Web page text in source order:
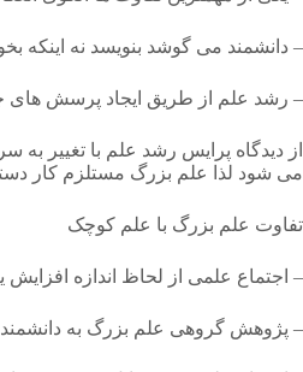
– دانشمند می گوشد بنویسد نه اینکه
– رشد علم از طریق ایجاد پرسش های
از دیدگاه پرایس رشد علم با
می شود لذا علم بزرگ مستلزم کار
تفاوت علم بزرگ با علم کوچک
– اجتماع علمی از لحاظ اندازه
– پژوهش گروهی علم بزرگ به